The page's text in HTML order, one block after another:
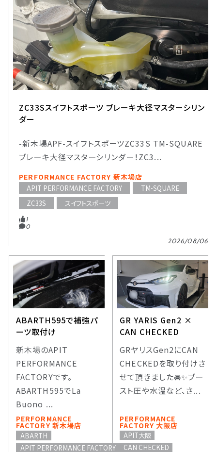
2026/08/06
ZC33Sスイフトスポーツ ブレーキ大径マスターシリン
ダー
-新木場APF-スイフトスポーツZC33S TM-SQUARE
ブレーキ大径マスターシリンダー！ZC3...
PERFORMANCE FACTORY 新木場店
APIT PERFORMANCE FACTORY
TM-SQUARE
ZC33S
スイフトスポーツ
1
0
ABARTH595で補強パ
ーツ取付け
新木場のAPIT
PERFORMANCE
FACTORYです。
ABARTH595でLa
Buono ...
PERFORMANCE
FACTORY 新木場店
ABARTH
APIT PERFORMANCE FACTORY
GR YARIS Gen2 ×
CAN CHECKED
GRヤリスGen2にCAN
CHECKEDを取り付けさ
せて頂きました🚘️✨️ブー
スト圧や水温など、さ...
PERFORMANCE
FACTORY 大阪店
APIT大阪
CAN CHECKED